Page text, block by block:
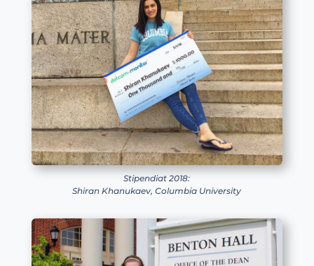
Stipendiat 2018:
Shiran Khanukaev, Columbia University